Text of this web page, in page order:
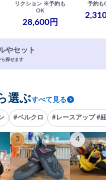
リクション ※予約も
OK
28,600円
予約も
やセット
ら探せます
選ぶすべて見る
#ベルクロ #レースアップ #
3 4